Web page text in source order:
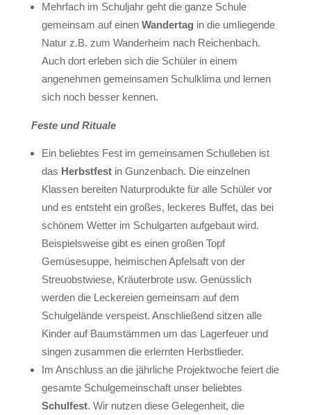
Mehrfach im Schuljahr geht die ganze Schule
gemeinsam auf einen Wandertag in die umliegende
Natur z.B. zum Wanderheim nach Reichenbach.
Auch dort erleben sich die Schüler in einem
angenehmen gemeinsamen Schulklima und lernen
sich noch besser kennen.
Feste und Rituale
Ein beliebtes Fest im gemeinsamen Schulleben ist
das Herbstfestin Gunzenbach. Die einzelnen
Klassen bereiten Naturprodukte für alle Schüler vor
und es entsteht ein großes, leckeres Buffet, das bei
schönem Wetter im Schulgarten aufgebaut wird.
Beispielsweise gibt es einen großen Topf
Gemüsesuppe, heimischen Apfelsaft von der
Streuobstwiese, Kräuterbrote usw. Genüsslich
werden die Leckereien gemeinsam auf dem
Schulgelände verspeist. Anschließend sitzen alle
Kinder auf Baumstämmen um das Lagerfeuer und
singen zusammen die erlernten Herbstlieder.
Im Anschluss an die jährliche Projektwoche feiert die
gesamte Schulgemeinschaft unser beliebtes
Schulfest. Wir nutzen diese Gelegenheit, die